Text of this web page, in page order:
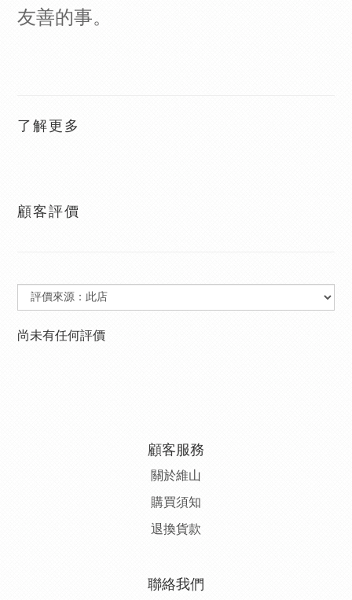
友善的事。
了解更多
顧客評價
尚未有任何評價
顧客服務
關於維山
購買須知
退換貨款
聯絡我們